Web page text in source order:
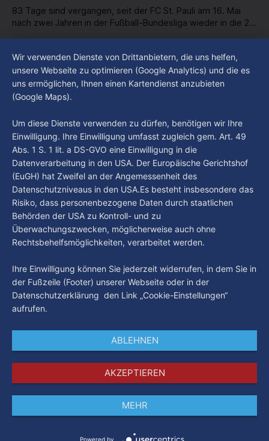
83 Tage sind vergangen, seit der FC St. Pauli am 16. Mai
nach zwei Jahren in der Fußball-Bundesliga wieder in die 2.
haben den Kiezclub verlassen. Dafür kamen in den letzten
Wochen einige
Im Gespräch mit Christian Pothe - Heute zu
Gast: Götz Tintelnot
By Luca Kimmel 6. Aug. 2026
Nissi's Kunstwelt - Folge 18
By Luca Kimmel 6. Aug. 2026
Datenschutz
Wir verwenden Dienste von Drittanbietern, die uns helfen,
unsere Webseite zu optimieren (Google Analytics) und die es
uns ermöglichen, Ihnen einen Kartendienst anzubieten
(Google Maps).
Um diese Dienste verwenden zu dürfen, benötigen wir Ihre
Einwilligung. Ihre Einwilligung umfasst zugleich gem. Art. 49
Abs. 1 S. 1 lit. a DS-GVO eine Einwilligung in die
Datenverarbeitung in den USA. Der Europäische Gerichtshof
(EuGH) hat Zweifel an der Angemessenheit des
Datenschutzniveaus in den USA.Es besteht insbesondere das
Risiko, dass personenbezogene Daten durch staatlichen
Behörden der USA zu Kontroll- und zu
Überwachungszwecken, möglicherweise auch ohne
Rechtsbehelfsmöglichkeiten, verarbeitet werden.
Ihre Einwilligung können Sie jederzeit widerrufen, in dem Sie in
der Fußzeile (Footer) unserer Webseite oder in der
Datenschutzerklärung den Link „Cookie-Einstellungen“
aufrufen.
ABLEHNEN
AKZEPTIEREN
MEHR
Powered by